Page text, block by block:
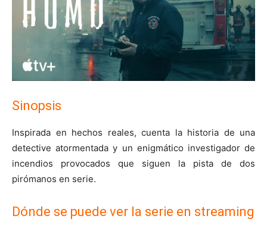
Sinopsis
Inspirada en hechos reales, cuenta la historia de una
detective atormentada y un enigmático investigador de
incendios provocados que siguen la pista de dos
pirómanos en serie.
Dónde se puede ver la serie en streaming